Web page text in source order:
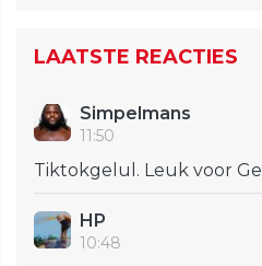
LAATSTE REACTIES
Simpelmans
11:50
Tiktokgelul. Leuk voor
HP
10:48